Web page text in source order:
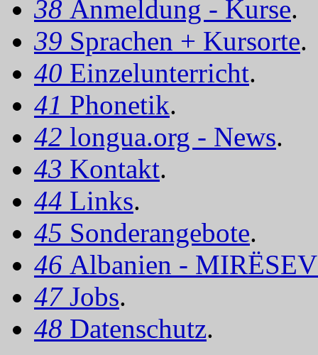
38 Anmeldung - Kurse.
39 Sprachen + Kursorte.
40 Einzelunterricht.
41 Phonetik.
42 longua.org - News.
43 Kontakt.
44 Links.
45 Sonderangebote.
46 Albanien -
47 Jobs.
48 Datenschutz.